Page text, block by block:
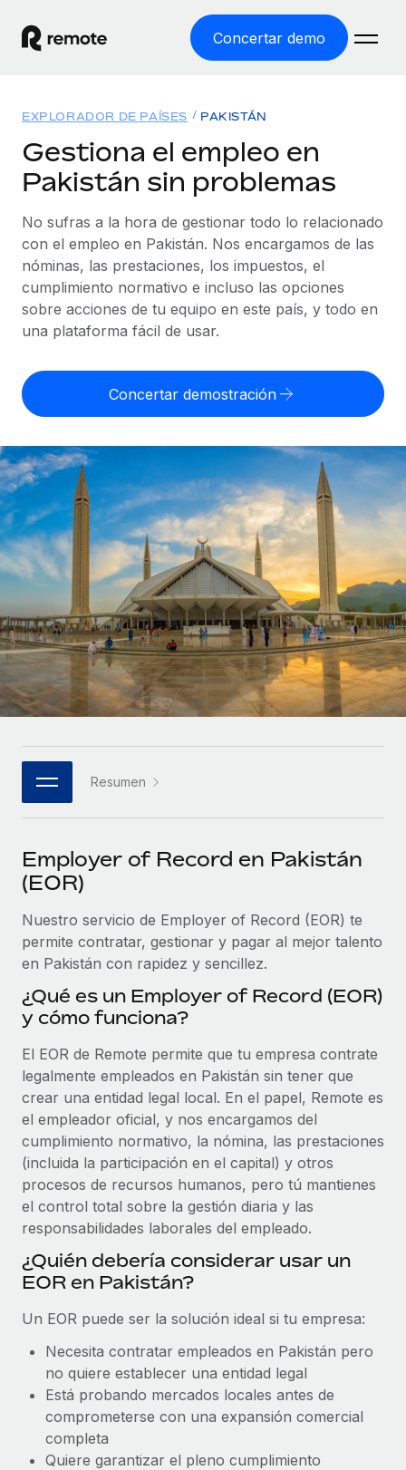
Concertar demo
EMPLEO GLOBAL
Nómina global
Gestiona las nóminas de forma sencilla y conforme a la
legalidad.
Employer of Record
Expándete en todo el mundo sin gastar en entidades.
cumpliendo la normativa.
Integra y gestiona a autónomos globalmente.
PEO
Externaliza tareas laborales complejas.
INFRAESTRUCTURA
Conexión Remote
Integra los RR. HH. en tus flujos de trabajo sin
complicaciones.
Plataforma
Funciones esenciales de RR. HH. integradas para tu
Conectar
Conecta cualquier herramienta de IA con Remote
Optimiza los procesos con herramientas empresariales
esenciales.
SERVICIOS
Pregunta a un experto
Obtén ayuda de gente experta en RR. HH. globales
y cumplimiento normativo.
Comprobaciones de antecedentes
Simplifica los procesos de cribado de candidatos.
Cumplimiento normativo
Adelántate a los riesgos de cumplimiento
normativo.
Gestión de dispositivos
Proporciona dispositivos tecnológicos y contrólalos
en todo el mundo.
Abre entidades conforme a la legalidad enseguida.
Movilidad y reubicación
Reubica a los empleados con facilidad.
Prestaciones
Gestiona las prestaciones de los empleados sin
complicaciones.
Soluciones
COBERTURA MUNDIAL
Explorador de países
Consulta el soporte del empleo global según el país.
Explorador estatal de EE. UU.
Simplifica la contratación en todos los estados de EE.
Comparador de Remote
Compáranos con otras empresas.
ETAPAS DE CRECIMIENTO
Startups
Soluciones ágiles de RR. HH. globales y nóminas para
empresas en crecimiento.
Mediana empresa
Amplía tu equipo con soluciones de RR. HH.
personalizadas.
Empresa
RR. HH. globales para grandes empresas.
ASOCIARSE
Socios tecnológicos estratégicos
Integra la gestión de los RR. HH. globales en tu
Asociarse
Descubre oportunidades de colaborar con nosotros.
Remote Build
Próximamente
Consultoría de integraciones y automatización con IA.
CASOS PRÁCTICOS
Recursos
HERRAMIENTAS Y CALCULADORAS
Calculadora del riesgo de clasificación errónea
Consulta el riesgo de clasificación errónea por país.
cualquier país.
Descubre opciones de divisas y tiempos de pago para
autónomos globales.
APRENDIZAJE CON REMOTE
Guías y recursos
Casos prácticos
Glosario de RR. HH.
Listas de verificación y plantillas
Biblioteca de descripciones de puestos
Webinarios
Información sobre salarios y talento
Obtén ayuda
Nómina global
EOR y PEO
Contractor Management
Impuestos
Explora el blog
BLOG
Novedades de producto de Remote:
Management Plus
La misión de Remote sigue siendo ayudar a empresas de
todos los tamaños a contratar, gestionar y...
Más información
Precios
English
Nederlands
Français
Deutsch
Español
Italiano
Português (Portugal)
日本語
한국어
中文（简体）
EXPLORADOR DE PAÍSES PAKISTÁN
Gestiona el empleo en
Pakistán sin problemas
No sufras a la hora de gestionar todo lo relacionado
con el empleo en Pakistán. Nos encargamos de las
nóminas, las prestaciones, los impuestos, el
cumplimiento normativo e incluso las opciones
sobre acciones de tu equipo en este país, y todo en
una plataforma fácil de usar.
Concertar demostración
Resumen
Employer of Record en Pakistán
(EOR)
Nuestro servicio de Employer of Record (EOR) te
permite contratar, gestionar y pagar al mejor talento
en Pakistán con rapidez y sencillez.
¿Qué es un Employer of Record (EOR)
y cómo funciona?
El EOR de Remote permite que tu empresa contrate
legalmente empleados en Pakistán sin tener que
crear una entidad legal local. En el papel, Remote es
el empleador oficial, y nos encargamos del
cumplimiento normativo, la nómina, las prestaciones
(incluida la participación en el capital) y otros
procesos de recursos humanos, pero tú mantienes
el control total sobre la gestión diaria y las
responsabilidades laborales del empleado.
¿Quién debería considerar usar un
EOR en Pakistán?
Un EOR puede ser la solución ideal si tu empresa:
Necesita contratar empleados en Pakistán pero
no quiere establecer una entidad legal
Está probando mercados locales antes de
comprometerse con una expansión comercial
completa
Quiere garantizar el pleno cumplimiento